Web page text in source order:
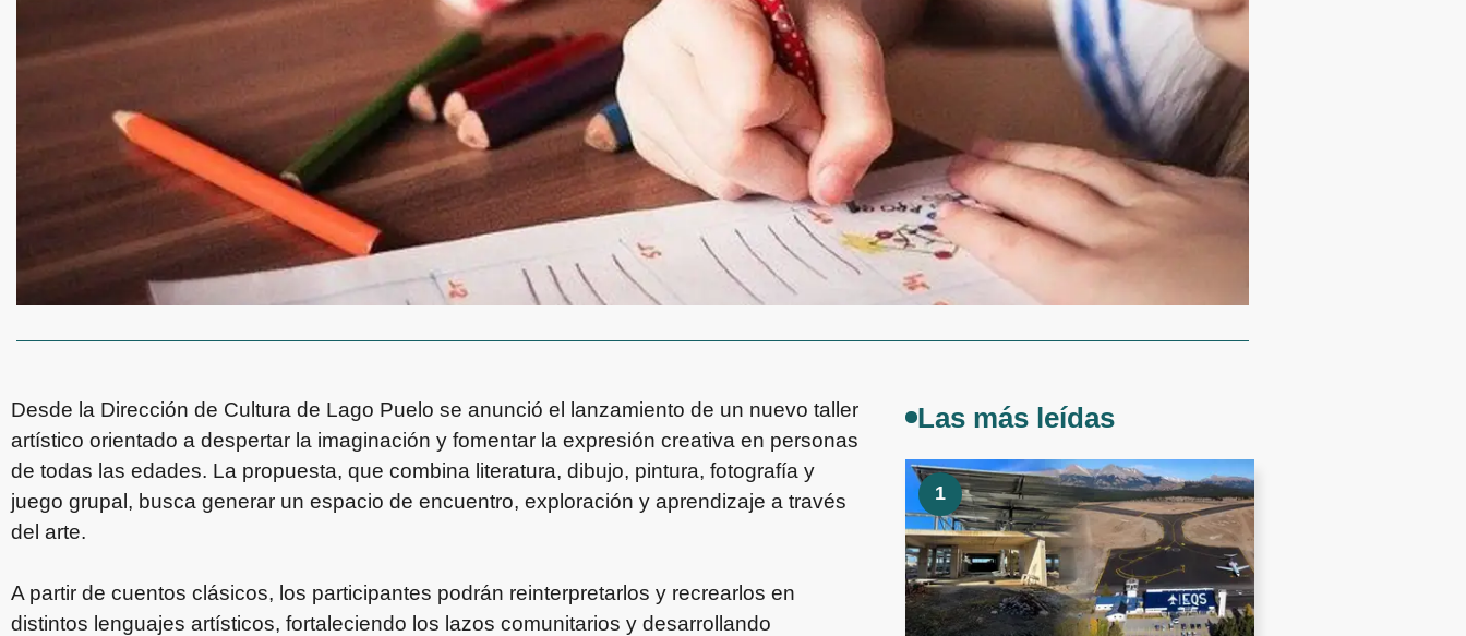
Desde la Dirección de Cultura de Lago Puelo se anunció el lanzamiento de un nuevo taller
artístico orientado a despertar la imaginación y fomentar la expresión creativa en personas
de todas las edades. La propuesta, que combina literatura, dibujo, pintura, fotografía y
juego grupal, busca generar un espacio de encuentro, exploración y aprendizaje a través
del arte.
A partir de cuentos clásicos, los participantes podrán reinterpretarlos y recrearlos en
distintos lenguajes artísticos, fortaleciendo los lazos comunitarios y desarrollando
Las más leídas
1